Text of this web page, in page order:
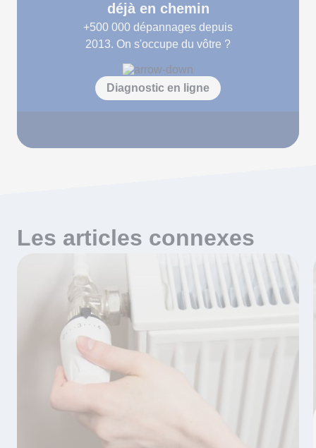
déjà en chemin
+500 000 dépannages depuis
2013. On s'occupe du vôtre ?
Diagnostic en ligne
Les articles connexes